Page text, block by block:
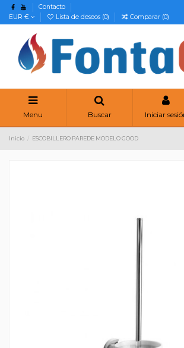
Contacto
EUR €
Lista de deseos (0) Comparar (0)
Menu Buscar Iniciar
Inicio ESCOBILLERO PAREDE MODELO GOOD